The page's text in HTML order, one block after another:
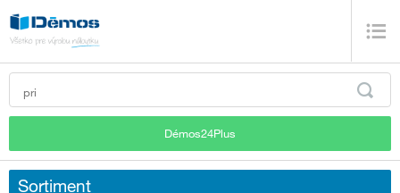
Démos24Plus
Sortiment